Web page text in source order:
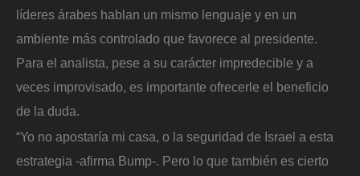
líderes árabes hablan un mismo lenguaje y en un
ambiente más controlado que favorece al presidente.
Para el analista, pese a su carácter impredecible y a
veces improvisado, es importante ofrecerle el beneficio
de la duda.
“Yo no apostaría mi casa, o la seguridad de Israel a esta
estrategia -afirma Bump-. Pero lo que también es cierto